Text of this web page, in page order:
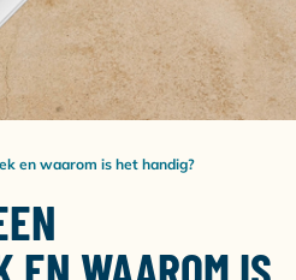
en waarom is het handig?